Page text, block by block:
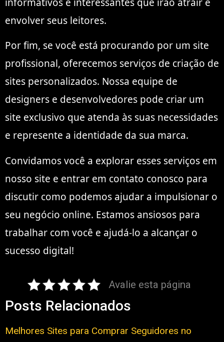
envolver seus leitores.
Por fim, se você está procurando por um site
profissional, oferecemos serviços de criação de
sites personalizados. Nossa equipe de
designers e desenvolvedores pode criar um
site exclusivo que atenda às suas necessidades
e represente a identidade da sua marca.
Convidamos você a explorar esses serviços em
nosso site e entrar em contato conosco para
discutir como podemos ajudar a impulsionar o
seu negócio online. Estamos ansiosos para
trabalhar com você e ajudá-lo a alcançar o
sucesso digital!
Avalie esta página
Posts Relacionados
Melhores Sites para Comprar Seguidores no